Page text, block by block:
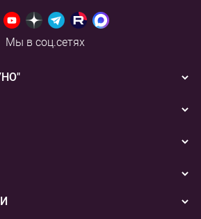
Мы в соц.сетях